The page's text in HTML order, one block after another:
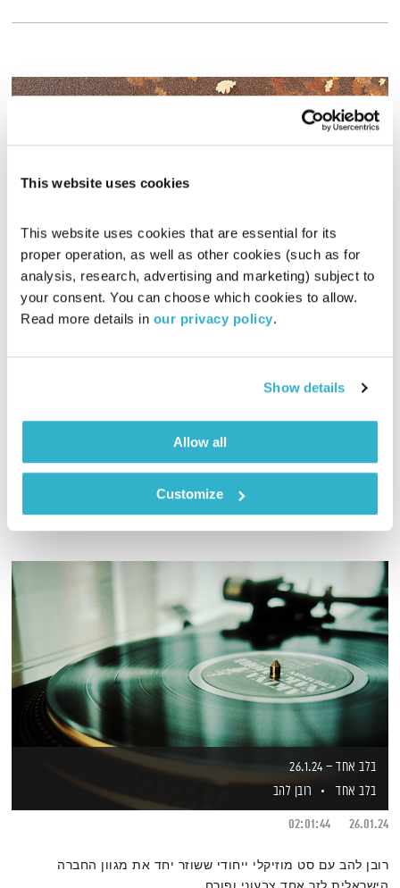
This website uses cookies
This website uses cookies that are essential for its
proper operation, as well as other cookies (such as for
analysis, research, advertising and marketing) subject to
your consent. You can choose which cookies to allow.
Read more details in our privacy policy.
Show details
Allow all
Customize
אחת ששומעת – 17.10.19
אחת ששומעת
אליענה בן דוד
תוך כדי הקלטת התוכנית מבינה שאני כנראה במצב רוח מעולה, כי
במיוחד במוזיקה. בין זמנים, תקופות, מקצבים ושפות – גרוב
עולמי עם אליענה בן-דוד, מהאולפן הביתי בברלין. רוצים את
רשימות השידור המלאות? מוזמנים לבקרבבלוג של אחת ששומעת
בלב אחד – 26.1.24
בלב אחד
רובן להב
26.01.24
02:01:44
רובן להב עם סט מוזיקלי ייחודי ששוזר יחד את מגוון החברה